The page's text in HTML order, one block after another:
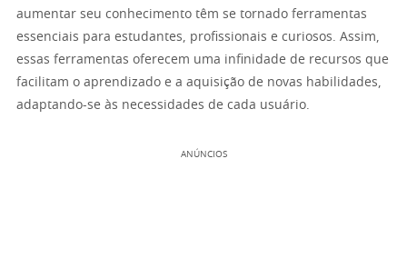
aumentar seu conhecimento têm se tornado ferramentas
essenciais para estudantes, profissionais e curiosos. Assim,
essas ferramentas oferecem uma infinidade de recursos que
facilitam o aprendizado e a aquisição de novas habilidades,
adaptando-se às necessidades de cada usuário.
ANÚNCIOS